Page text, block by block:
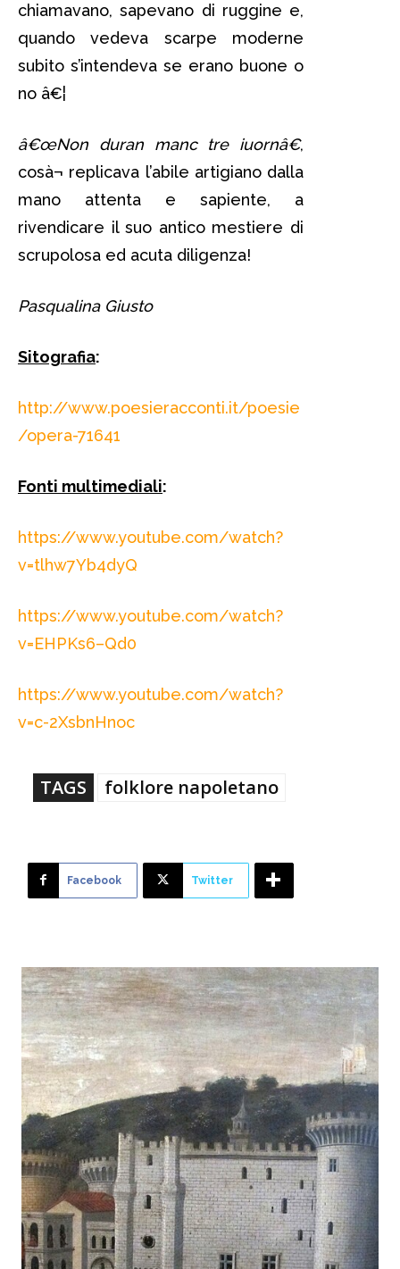
chiamavano, sapevano di ruggine e,
quando vedeva scarpe moderne
subito s’intendeva se erano buone o
no â€¦
â€œNon duran manc tre iuornâ€,
cosà¬ replicava l’abile artigiano dalla
mano attenta e sapiente, a
rivendicare il suo antico mestiere di
scrupolosa ed acuta diligenza!
Pasqualina Giusto
Sitografia:
http://www.poesieracconti.it/poesie
/opera-71641
Fonti multimediali:
https://www.youtube.com/watch?
v=tlhw7Yb4dyQ
https://www.youtube.com/watch?
v=EHPKs6–Qd0
https://www.youtube.com/watch?
v=c-2XsbnHnoc
TAGS folklore napoletano
Facebook Twitter